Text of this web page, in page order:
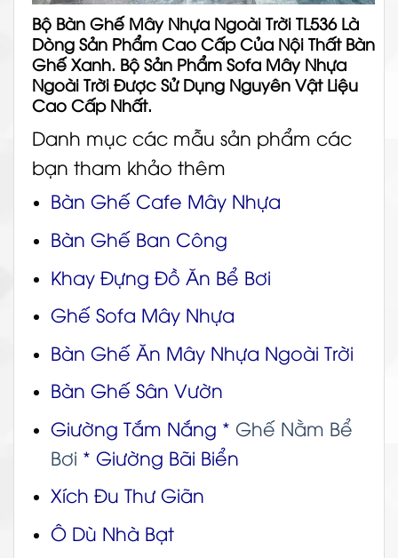
Bộ Bàn Ghế Mây Nhựa Ngoài Trời TL536 Là
Dòng Sản Phẩm Cao Cấp Của Nội Thất Bàn
Ghế Xanh. Bộ Sản Phẩm Sofa Mây Nhựa
Ngoài Trời Được Sử Dụng Nguyên Vật Liệu
Cao Cấp Nhất.
Danh mục các mẫu sản phẩm các
bạn tham khảo thêm
Bàn Ghế Cafe Mây Nhựa
Bàn Ghế Ban Công
Khay Đựng Đồ Ăn Bể Bơi
Ghế Sofa Mây Nhựa
Bàn Ghế Ăn Mây Nhựa Ngoài Trời
Bàn Ghế Sân Vườn
Giường Tắm Nắng * Ghế Nằm Bể
Bơi * Giường Bãi Biển
Xích Đu Thư Giãn
Ô Dù Nhà Bạt